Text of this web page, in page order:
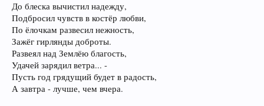
До блеска вычистил надежду,
Подбросил чувств в костёр любви,
По ёлочкам развесил нежность,
Зажёг гирлянды доброты.
Развеял над Землёю благость,
Удачей зарядил ветра... -
Пусть год грядущий будет в радость,
А завтра - лучше, чем вчера.